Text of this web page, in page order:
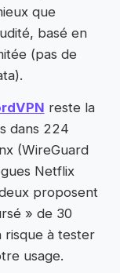
que
basé en
(pas de
reste la
dans 224
(WireGuard
Netflix
proposent
» de 30
risque à tester
usage.